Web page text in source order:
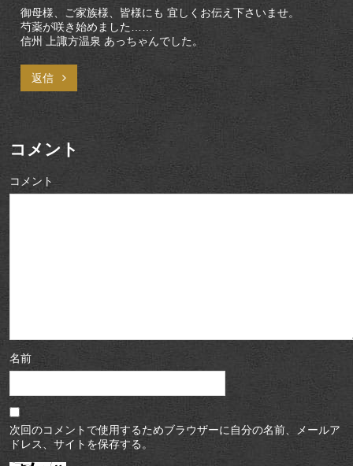
御母様、ご家族様、皆様にも 宜しくお伝え下さいませ。
芍薬が咲き始めました……
信州 上諏方温泉 あっちゃんでした。
返信
コメント
コメント
名前
次回のコメントで使用するためブラウザーに自分の名前、メールア
ドレス、サイトを保存する。